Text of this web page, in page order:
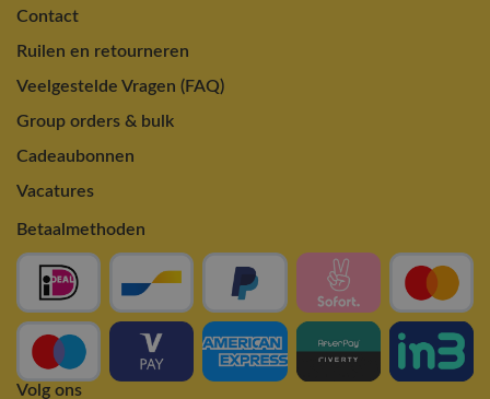
Contact
Ruilen en retourneren
Veelgestelde Vragen (FAQ)
Group orders & bulk
Cadeaubonnen
Vacatures
Betaalmethoden
Volg ons